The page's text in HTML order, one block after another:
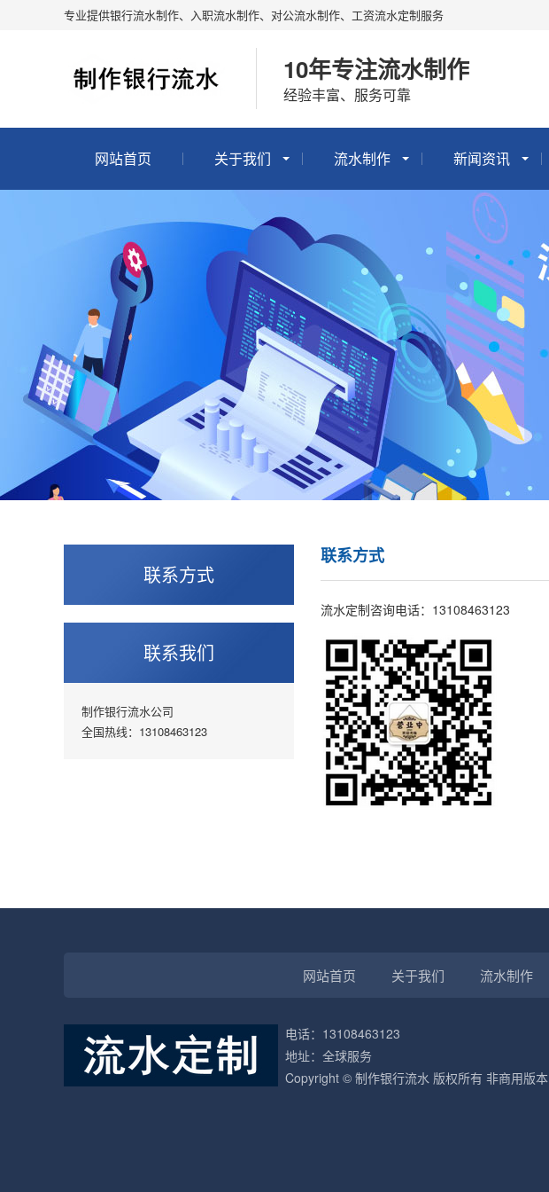
专业提供银行流水制作、入职流水制作、对公流水制作、工资流水定制服务
10年专注流水制作
经验丰富、服务可靠
网站首页 关于我们 流水制作 新闻资讯
联系方式
联系我们
制作银行流水公司
全国热线：13108463123
联系方式
流水定制咨询电话：13108463123
网站首页 关于我们 流水制作
电话：13108463123
地址：全球服务
Copyright © 制作银行流水 版权所有 非商用版本